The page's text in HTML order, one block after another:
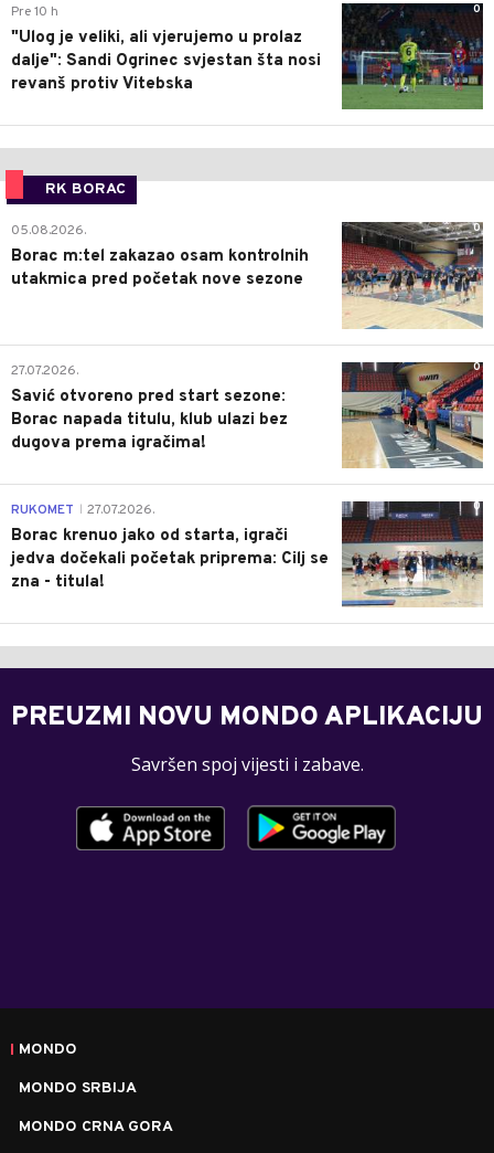
0
Pre 10 h
"Ulog je veliki, ali vjerujemo u prolaz
dalje": Sandi Ogrinec svjestan šta nosi
revanš protiv Vitebska
RK BORAC
0
05.08.2026.
Borac m:tel zakazao osam kontrolnih
utakmica pred početak nove sezone
0
27.07.2026.
Savić otvoreno pred start sezone:
Borac napada titulu, klub ulazi bez
dugova prema igračima!
0
RUKOMET 27.07.2026.
Borac krenuo jako od starta, igrači
jedva dočekali početak priprema: Cilj se
zna - titula!
PREUZMI NOVU MONDO APLIKACIJU
Savršen spoj vijesti i zabave.
MONDO
MONDO SRBIJA
MONDO CRNA GORA